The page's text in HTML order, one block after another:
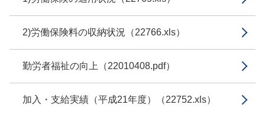
2)労働保険料の収納状況（22766.xls）
勤労者福祉の向上（22010408.pdf）
加入・支給実績（平成21年度）（22752.xls）